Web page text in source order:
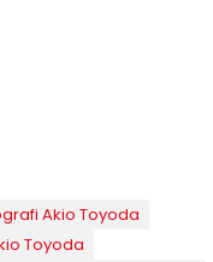
Akio Toyoda
Toyoda